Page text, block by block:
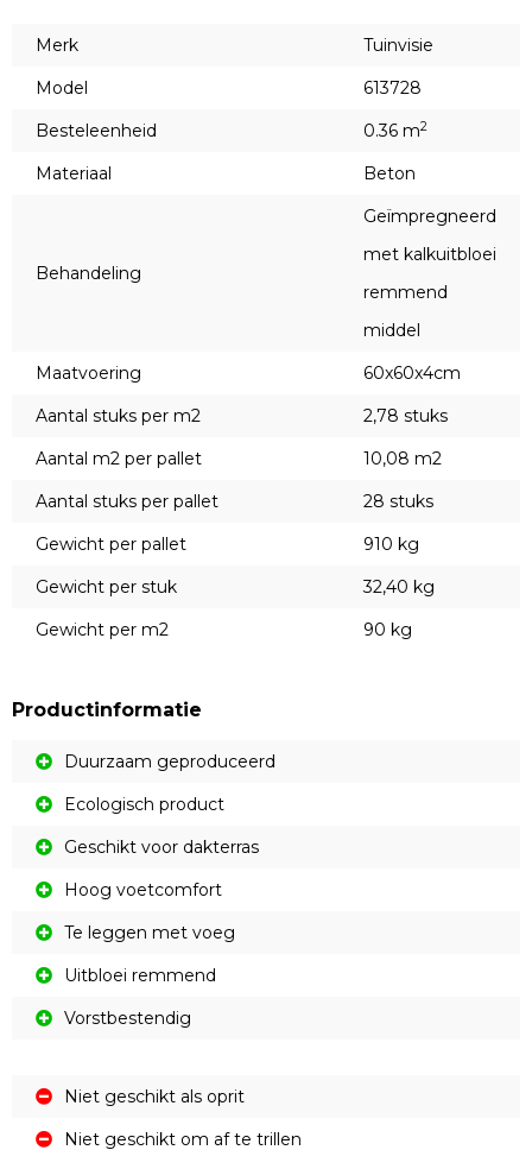
Merk
Tuinvisie
Model
613728
Besteleenheid
0.36 m2
Materiaal Beton
Behandeling
Geïmpregneerd
met kalkuitbloei
remmend
middel
Maatvoering
60x60x4cm
Aantal stuks per m2
2,78 stuks
Aantal m2 per pallet
10,08 m2
Aantal stuks per pallet
28 stuks
Gewicht per pallet
910 kg
Gewicht per stuk
32,40 kg
Gewicht per m2
90 kg
Productinformatie
Duurzaam geproduceerd
Ecologisch product
Geschikt voor dakterras
Hoog voetcomfort
Te leggen met voeg
Uitbloei remmend
Vorstbestendig
Niet geschikt als oprit
Niet geschikt om af te trillen